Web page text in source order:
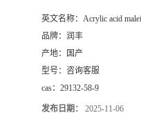
英文名称： Acrylic acid
品牌： 润丰
产地：
国产
型号： 咨询客服
cas： 29132-58-9
发布日期： 2025-11-06